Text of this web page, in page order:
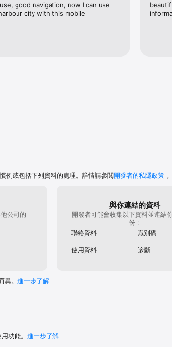
good navigation, now I can use
city with this mobile
例或包括下列資料的處理。詳情請參閲開發者的私隱政策 。
公司的
與你連結的資料
開發者可能會收集以下資料並連結
份：
聯絡資料
識別碼
使用資料 診斷
。 進一步了解
功能。 進一步了解